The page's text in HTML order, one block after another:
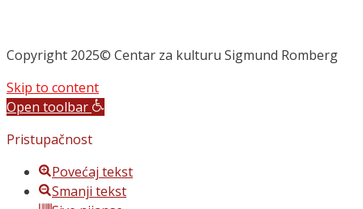
Copyright 2025© Centar za kulturu Sigmund Romberg
Skip to content
Open toolbar
Pristupačnost
Povećaj tekst
Smanji tekst